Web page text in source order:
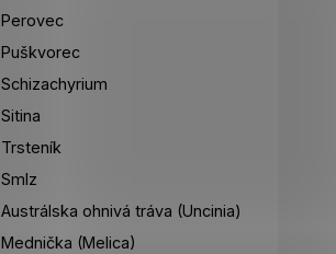
Perovec
Puškvorec
Schizachyrium
Sitina
Trsteník
Smlz
Austrálska ohnivá tráva (Uncinia)
Mednička (Melica)